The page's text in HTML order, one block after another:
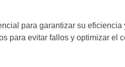
para garantizar su
para evitar fallos y optimizar